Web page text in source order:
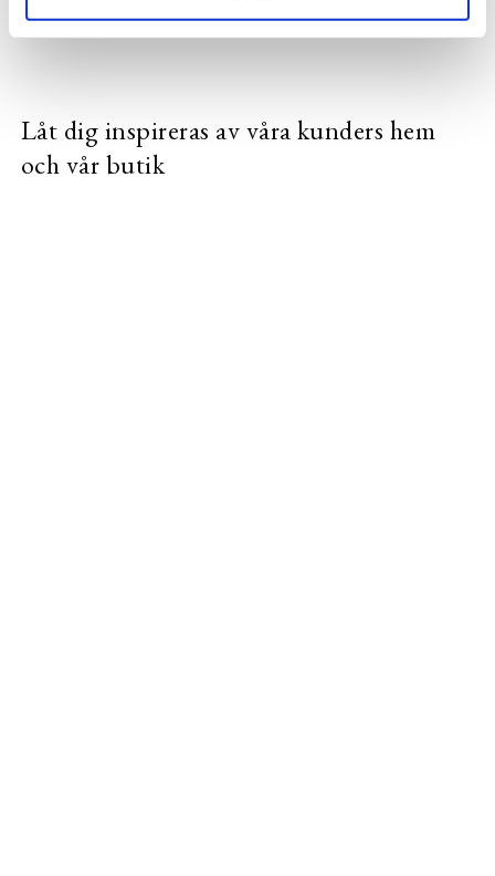
Låt dig inspireras av våra kunders hem
och vår butik